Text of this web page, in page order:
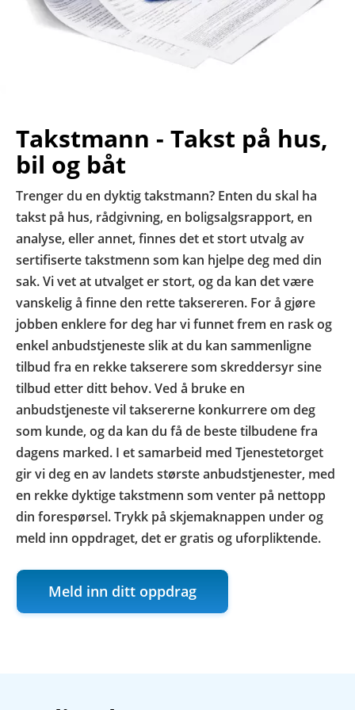
Takstmann - Takst på hus,
bil og båt
Trenger du en dyktig takstmann? Enten du skal ha
takst på hus, rådgivning, en boligsalgsrapport, en
analyse, eller annet, finnes det et stort utvalg av
sertifiserte takstmenn som kan hjelpe deg med din
sak. Vi vet at utvalget er stort, og da kan det være
vanskelig å finne den rette taksereren. For å gjøre
jobben enklere for deg har vi funnet frem en rask og
enkel anbudstjeneste slik at du kan sammenligne
tilbud fra en rekke takserere som skreddersyr sine
tilbud etter ditt behov. Ved å bruke en
anbudstjeneste vil taksererne konkurrere om deg
som kunde, og da kan du få de beste tilbudene fra
dagens marked. I et samarbeid med Tjenestetorget
gir vi deg en av landets største anbudstjenester, med
en rekke dyktige takstmenn som venter på nettopp
din forespørsel. Trykk på skjemaknappen under og
meld inn oppdraget, det er gratis og uforpliktende.
Meld inn ditt oppdrag